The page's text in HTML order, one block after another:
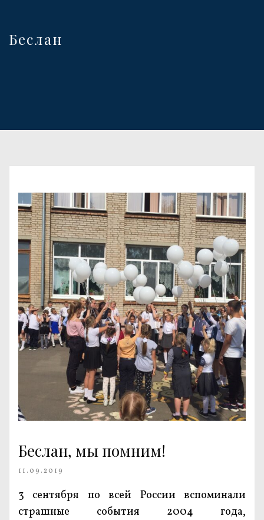
Беслан
Беслан, мы помним!
11.09.2019
3 сентября по всей России вспоминали
страшные события 2004 года,